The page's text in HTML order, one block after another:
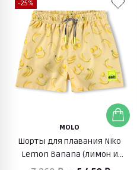
-25%
MOLO
Шорты для плавания Niko
Lemon Banana (лимон и
банан)